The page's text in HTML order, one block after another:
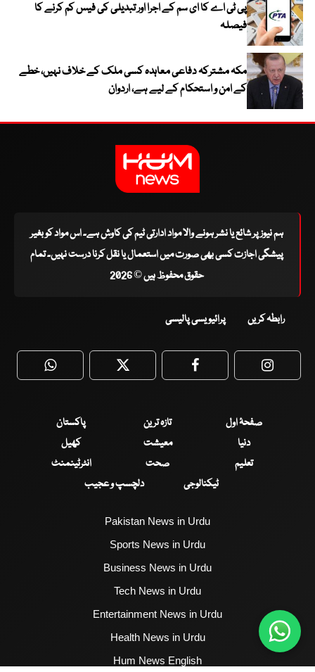
پی ٹی اے کا ای سم کے اجرا اور تبدیلی کی فیس کم کرنے کا
فیصلہ
مکہ مشترکہ دفاعی معاہدہ کسی ملک کے خلاف نہیں، خطے
کے امن و استحکام کے لیے ہے، اردوان
ہم نیوز پر شائع یا نشر ہونے والا مواد ادارتی ٹیم کی کاوش ہے۔ اس مواد کو بغیر
پیشگی اجازت کسی بھی صورت میں استعمال یا نقل کرنا درست نہیں۔ تمام
حقوق محفوظ ہیں © 2026
رابطہ کریں پرائیویسی پالیسی
WhatsApp Twitter Facebook
صفحۂ اول تازہ ترین
پاکستان
دنیا
معیشت
کھیل
تعلیم
صحت
انٹرٹینمنٹ
ٹیکنالوجی
دلچسپ و عجیب
Pakistan News in Urdu
Sports News in Urdu
Business News in Urdu
Tech News in Urdu
Entertainment News in Urdu
Health News in Urdu
Hum News English